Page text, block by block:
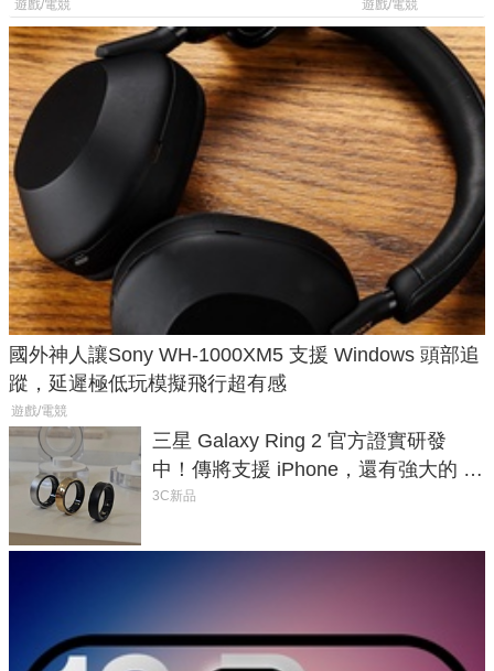
過竟然不能連手機？
遊戲/電競
選擇
遊戲/電競
國外神人讓Sony WH-1000XM5 支援 Windows 頭部追
蹤，延遲極低玩模擬飛行超有感
遊戲/電競
三星 Galaxy Ring 2 官方證實研發
中！傳將支援 iPhone，還有強大的 AI
與智慧家電連動功能
3C新品